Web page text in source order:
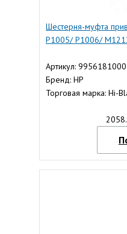
Шестерня-муфта
P1005/ P1006/
Артикул:
Бренд: HP
Торговая марка: Hi-